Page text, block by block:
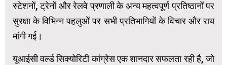
स्टेशनों, ट्रेनों और रेलवे प्रणाली के अन्य महत्वपूर्ण प्रतिष्ठानों पर
सुरक्षा के विभिन्न पहलुओं पर सभी प्रतिभागियों के विचार और राय
मांगी गई।
यूआईसी वर्ल्ड सिक्योरिटी कांग्रेस एक शानदार सफलता रही है, जो